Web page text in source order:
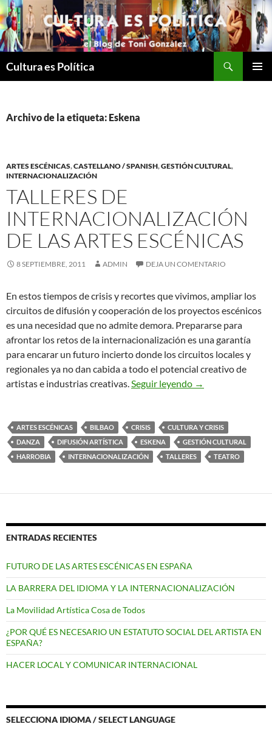
Saltar
al
contenido
Cultura es Política
Archivo de la etiqueta: Eskena
ARTES ESCÉNICAS,CASTELLANO / SPANISH,GESTIÓN CULTURAL,
INTERNACIONALIZACIÓN
TALLERES DE
INTERNACIONALIZACIÓN
DE LAS ARTES ESCÉNICAS
8 SEPTIEMBRE, 2011 ADMIN DEJA UN COMENTARIO
En estos tiempos de crisis y recortes que vivimos, ampliar los
circuitos de difusión y cooperación de los proyectos escénicos
es una necesidad que no admite demora. Prepararse para
afrontar los retos de la internacionalización es una garantía
para encarar un futuro incierto donde los circuitos locales y
regionales ya no dan cabida a todo el potencial creativo de
artistas e industrias creativas.Seguir leyendo Talleres de
→
ARTES ESCÉNICAS BILBAO CRISIS
CULTURA Y CRISIS
DANZA
DIFUSIÓN ARTÍSTICA ESKENA
GESTIÓN CULTURAL
HARROBIA
INTERNACIONALIZACIÓN TALLERES TEATRO
ENTRADAS RECIENTES
FUTURO DE LAS ARTES ESCÉNICAS EN ESPAÑA
LA BARRERA DEL IDIOMA Y LA INTERNACIONALIZACIÓN
La Movilidad Artística Cosa de Todos
¿POR QUÉ ES NECESARIO UN ESTATUTO SOCIAL DEL ARTISTA EN
ESPAÑA?
HACER LOCAL Y COMUNICAR INTERNACIONAL
SELECCIONA IDIOMA / SELECT LANGUAGE